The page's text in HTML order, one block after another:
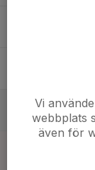
Vi
webbplats
även för